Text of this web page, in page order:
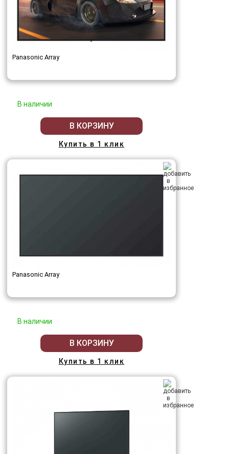
Panasonic Array
В наличии
В КОРЗИНУ
Купить в 1 клик
Panasonic Array
В наличии
В КОРЗИНУ
Купить в 1 клик